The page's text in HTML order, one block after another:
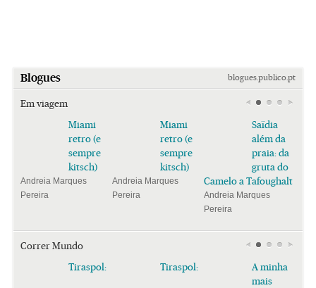
Blogues blogues.publico.pt
Em viagem
Miami
retro (e
sempre
kitsch)
Andreia Marques
Pereira
Miami
retro (e
sempre
kitsch)
Andreia Marques
Pereira
Saïdia
além da
praia: da
gruta do
Camelo a Tafoughalt
Andreia Marques
Pereira
Correr Mundo
Tiraspol:
Tiraspol:
A minha
mais